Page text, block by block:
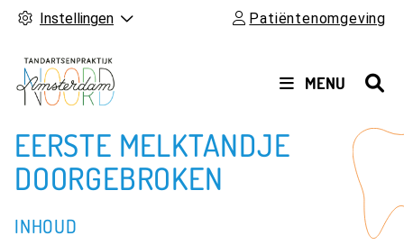
Instellingen Patiëntenomgeving
MENU
EERSTE MELKTANDJE
DOORGEBROKEN
INHOUD